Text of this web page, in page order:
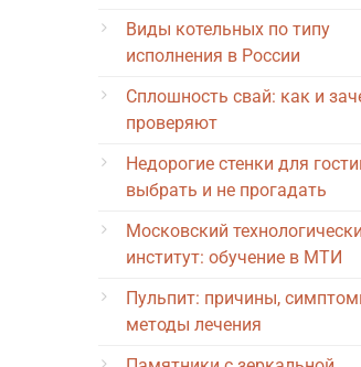
Виды котельных по типу
исполнения в России
Сплошность свай: как и
проверяют
Недорогие стенки для
выбрать и не прогадать
Московский
институт: обучение в МТИ
Пульпит: причины,
методы лечения